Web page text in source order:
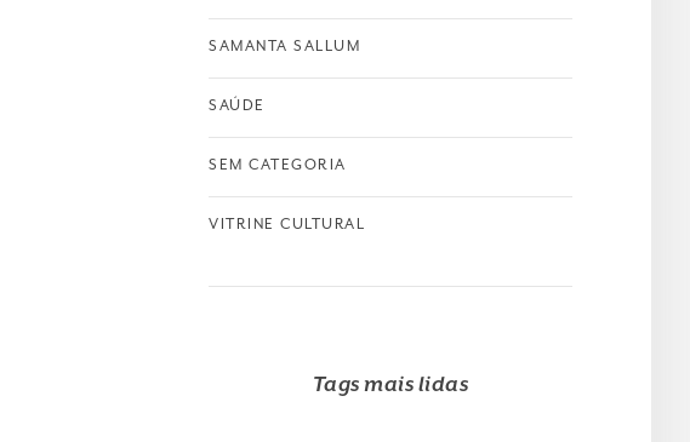
SAMANTA SALLUM
SAÚDE
SEM CATEGORIA
VITRINE CULTURAL
Tags mais lidas